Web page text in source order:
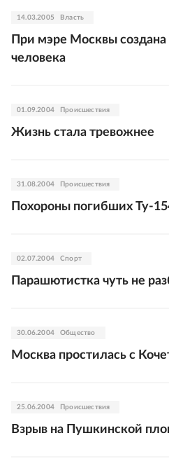
14.03.2005 Власть
При мэре Москвы
человека
01.09.2004 Происшествия
Жизнь стала тревожнее
31.08.2004 Происшествия
Похороны погибших Ту-
02.07.2004 Спорт
Парашютистка чуть не
30.06.2004 Общество
Москва простилась с
25.06.2004 Происшествия
Взрыв на Пушкинской